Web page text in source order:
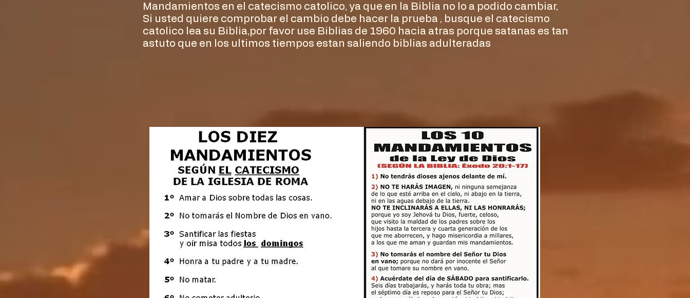
Mandamientos en el catecismo catolico, ya que en la Biblia no lo a podido cambiar,
Si usted quiere comprobar el cambio debe hacer la prueba , busque el catecismo
catolico lea su Biblia,por favor use Biblias de 1960 hacia atras porque satanas es tan
astuto que en los ultimos tiempos estan saliendo biblias adulteradas